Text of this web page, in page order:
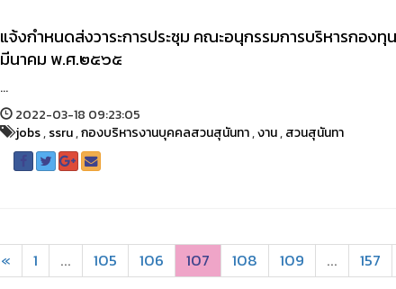
แจ้งกำหนดส่งวาระการประชุม คณะอนุกรรมการบริหารกอ
มีนาคม พ.ศ.๒๕๖๕
...
2022-03-18 09:23:05
jobs,ssru,กองบริหารงานบุคคลสวนสุนันทา,งาน,สวนสุนันทา
« 1 ... 105 106 107 108 109 ... 157